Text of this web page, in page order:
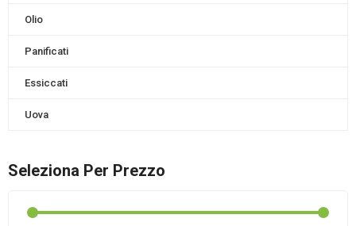
Olio
Panificati
Essiccati
Uova
Seleziona Per Prezzo